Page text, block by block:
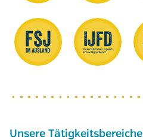
Unsere Tätigkeitsbereiche